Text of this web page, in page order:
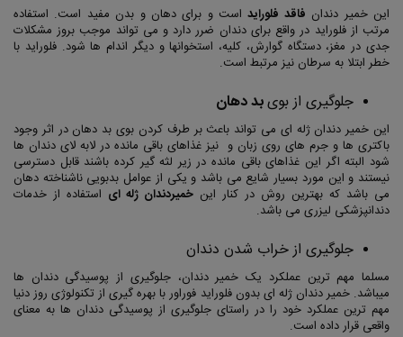
این خمیر دندان فاقد فلورایداست و برای دهان و بدن مفید است. استفاده
مرتب از فلوراید در واقع برای دندان ضرر دارد و می تواند موجب بروز مشکلات
جدی در مغز، دستگاه گوارش، کلیه، استخوانها و دیگر اندام ها شود. فلوراید با
خطر ابتلا به سرطان نیز مرتبط است.
جلوگیری از بویبد دهان
این خمیر دندان ژله ای می تواند باعث بر طرف کردن بوی بد دهان در اثر وجود
باکتری ها و جرم های روی زبان و نیز غذاهای باقی مانده در لابه لای دندان ها
شود البته اگر این غذاهای باقی مانده در زیر لثه گیر کرده باشند قابل دسترسی
نیستند و این مورد بسیار شایع می باشد و یکی از عوامل بدبویی ناشناخته دهان
می باشد که بهترین روش در کنار این خمیردندان ژله ای استفاده از خدمات
دندانپزشکی لیزری می باشد.
جلوگیری از خراب شدن دندان
مسلما مهم ترین عملکرد یک خمیر دندان، جلوگیری از پوسیدگی دندان ها
میباشد. خمیر دندان ژله ای بدون فلوراید فوراور با بهره گیری از تکنولوژی روز دنیا
مهم ترین عملکرد خود را در راستای جلوگیری از پوسیدگی دندان ها به معنای
واقعی قرار داده است.